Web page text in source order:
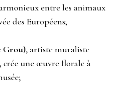
entre les animaux
des Européens;
Grou), artiste muraliste
crée une œuvre florale à